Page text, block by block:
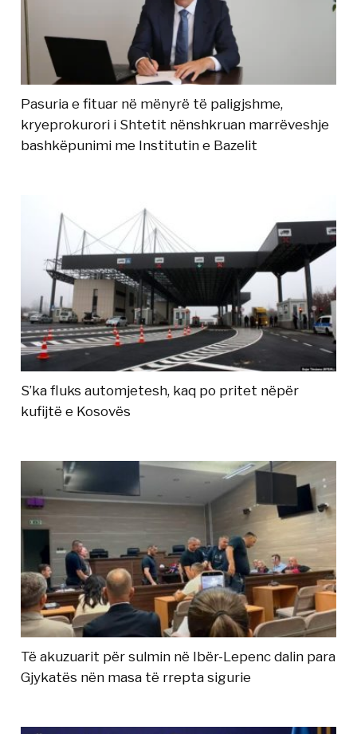
Pasuria e fituar në mënyrë të paligjshme,
kryeprokurori i Shtetit nënshkruan marrëveshje
bashkëpunimi me Institutin e Bazelit
S’ka fluks automjetesh, kaq po pritet nëpër
kufijtë e Kosovës
Të akuzuarit për sulmin në Ibër-Lepenc dalin para
Gjykatës nën masa të rrepta sigurie